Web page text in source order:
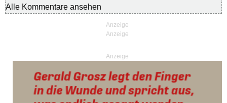
Alle Kommentare ansehen
Anzeige